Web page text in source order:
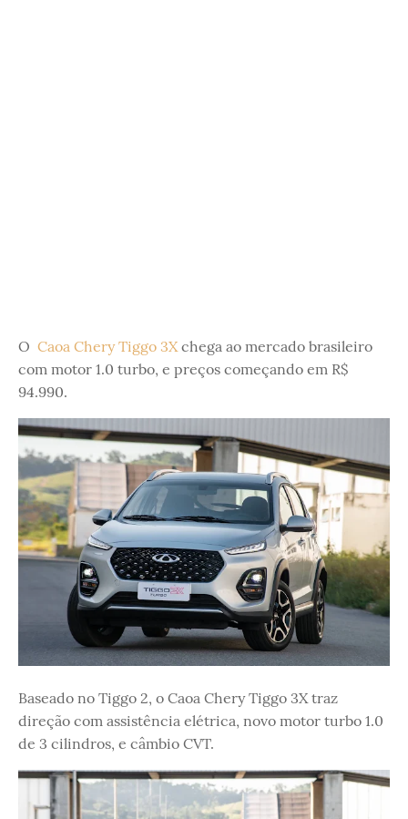
O Caoa Chery Tiggo 3Xchega ao mercado brasileiro
com motor 1.0 turbo, e preços começando em R$
94.990.
Baseado no Tiggo 2, o Caoa Chery Tiggo 3X traz
direção com assistência elétrica, novo motor turbo 1.0
de 3 cilindros, e câmbio CVT.